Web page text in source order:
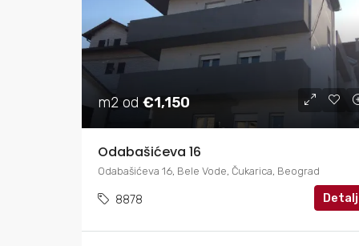
m2 od €1,150
Odabašićeva 16
Odabašićeva 16, Bele Vode, Čukarica, Beograd
8878